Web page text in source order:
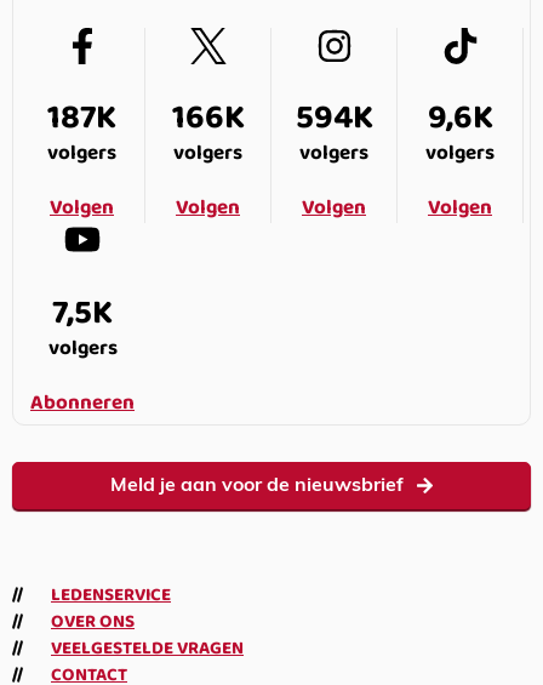
187K
volgers
Volgen
166K
volgers
Volgen
594K
volgers
Volgen
9,6K
volgers
Volgen
7,5K
volgers
Abonneren
Meld je aan voor de nieuwsbrief
LEDENSERVICE
OVER ONS
VEELGESTELDE VRAGEN
CONTACT